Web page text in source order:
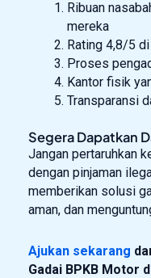
Ribuan
mereka
Rating 4,8/5
Proses
Kantor fisik
Transparansi
Segera Dapatkan
Jangan pertaruhkan
dengan pinjaman
memberikan solusi
aman, dan
Ajukan sekarang
Gadai BPKB Motor